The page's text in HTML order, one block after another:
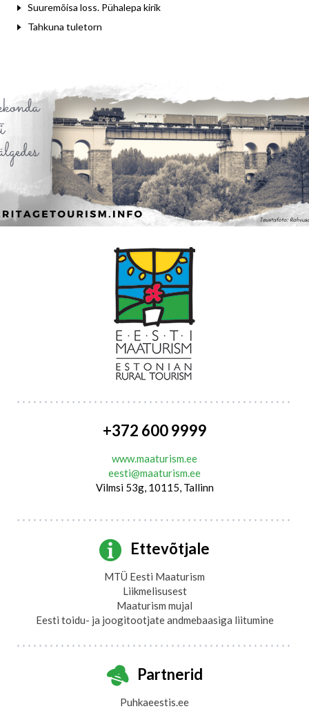
Suuremõisa loss. Pühalepa kirik
Tahkuna tuletorn
+372 600 9999
www.maaturism.ee
eesti@maaturism.ee
Vilmsi 53g, 10115, Tallinn
Ettevõtjale
MTÜ Eesti Maaturism
Liikmelisusest
Maaturism mujal
Eesti toidu- ja joogitootjate andmebaasiga liitumine
Partnerid
Puhkaeestis.ee